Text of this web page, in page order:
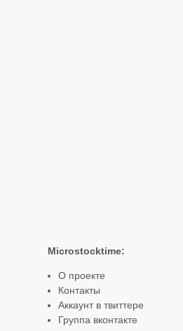
Microstocktime:
О проекте
Контакты
Аккаунт в твиттере
Группа вконтакте